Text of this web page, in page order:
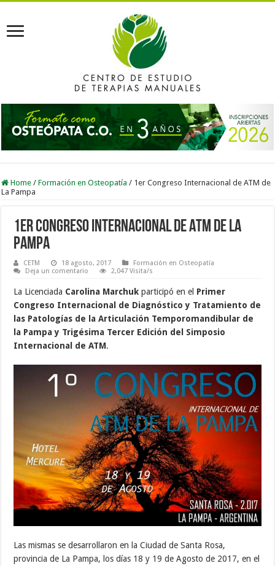
Home / Formación en Osteopatía / 1er Congreso Internacional de ATM de
La Pampa
1er Congreso Internacional de ATM de La
Pampa
CETM 18 agosto, 2017
Formación en Osteopatía
Deja un comentario
2,047 Visita/s
La Licenciada Carolina Marchuk participó en el Primer
Congreso Internacional de Diagnóstico y Tratamiento de
las Patologías de la Articulación Temporomandibular de
la Pampa y Trigésima Tercer Edición del Simposio
Internacional de ATM.
Las mismas se desarrollaron en la Ciudad de Santa Rosa,
provincia de La Pampa, los días 18 y 19 de Agosto de 2017, en el